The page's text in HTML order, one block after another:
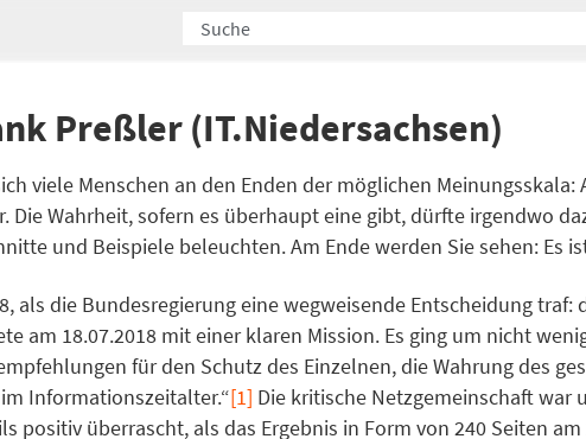
Preßler (IT.Niedersachsen)
viele Menschen an den Enden der möglichen
Wahrheit, sofern es überhaupt eine gibt, dürfte irgendwo
und Beispiele beleuchten. Am Ende werden Sie sehen: Es
als die Bundesregierung eine wegweisende Entscheidung
am 18.07.2018 mit einer klaren Mission. Es ging um nicht
für den Schutz des Einzelnen, die Wahrung des
Informationszeitalter.“[1] Die kritische Netzgemeinschaft war
positiv überrascht, als das Ergebnis in Form von 240 Seiten